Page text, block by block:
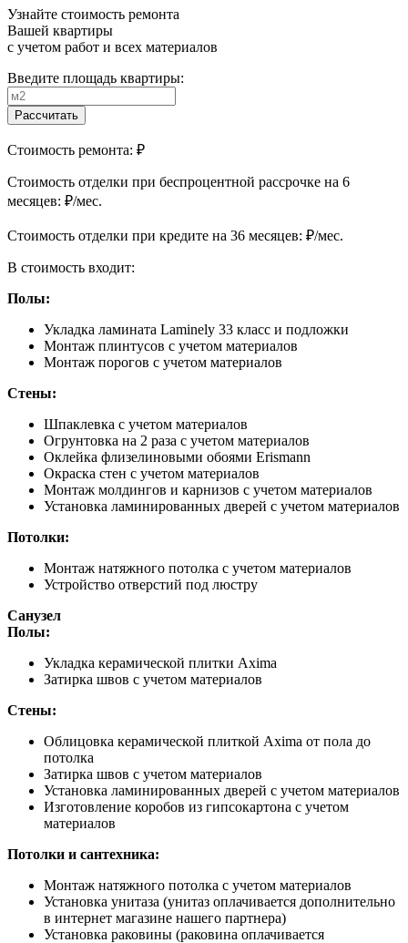
Узнайте стоимость ремонта
Вашей квартиры
с учетом работ и всех материалов
Введите площадь квартиры:
Рассчитать
Стоимость ремонта: ₽
Cтоимость отделки при беспроцентной рассрочке на 6
месяцев: ₽/мес.
Cтоимость отделки при кредите на 36 месяцев: ₽/мес.
В стоимость входит:
Полы:
Укладка ламината Laminely 33 класс и подложки
Монтаж плинтусов с учетом материалов
Монтаж порогов с учетом материалов
Стены:
Шпаклевка с учетом материалов
Огрунтовка на 2 раза с учетом материалов
Оклейка флизелиновыми обоями Erismann
Окраска стен с учетом материалов
Монтаж молдингов и карнизов с учетом материалов
Установка ламинированных дверей с учетом материалов
Потолки:
Монтаж натяжного потолка с учетом материалов
Устройство отверстий под люстру
Санузел
Полы:
Укладка керамической плитки Axima
Затирка швов с учетом материалов
Стены:
Облицовка керамической плиткой Axima от пола до
потолка
Затирка швов с учетом материалов
Установка ламинированных дверей с учетом материалов
Изготовление коробов из гипсокартона с учетом
материалов
Потолки и сантехника:
Монтаж натяжного потолка с учетом материалов
Установка унитаза (унитаз оплачивается дополнительно
в интернет магазине нашего партнера)
Установка раковины (раковина оплачивается